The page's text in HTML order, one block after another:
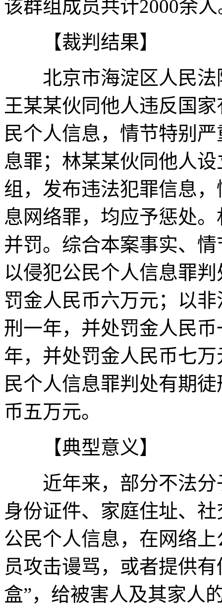
该群组成员共计2000余
【裁判结果】
北京市海淀区人民法
王某某伙同他人违反国
民个人信息，情节特别
息罪；林某某伙同他人
组，发布违法犯罪信息
息网络罪，均应予惩处
并罚。综合本案事实、
以侵犯公民个人信息罪
罚金人民币六万元；以
刑一年，并处罚金人民
年，并处罚金人民币七
民个人信息罪判处有期
币五万元。
【典型意义】
近年来，部分不法分
身份证件、家庭住址、
公民个人信息，在网络
员攻击谩骂，或者提供
盒”，给被害人及其家人